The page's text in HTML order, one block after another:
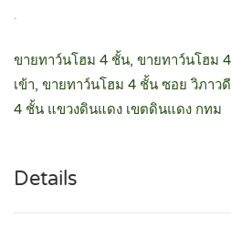
.
ขายทาว์นโฮม 4 ชั้น, ขายทาว์นโฮม
เข้า, ขายทาว์นโฮม 4 ชั้น ซอย วิภาว
4 ชั้น แขวงดินแดง เขตดินแดง กทม
Details